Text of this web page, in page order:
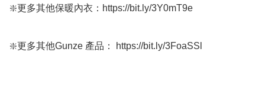
❇️更多其他保暖內衣：https://bit.ly/3Y0mT9e
❇️更多其他Gunze 產品： https://bit.ly/3FoaSSl